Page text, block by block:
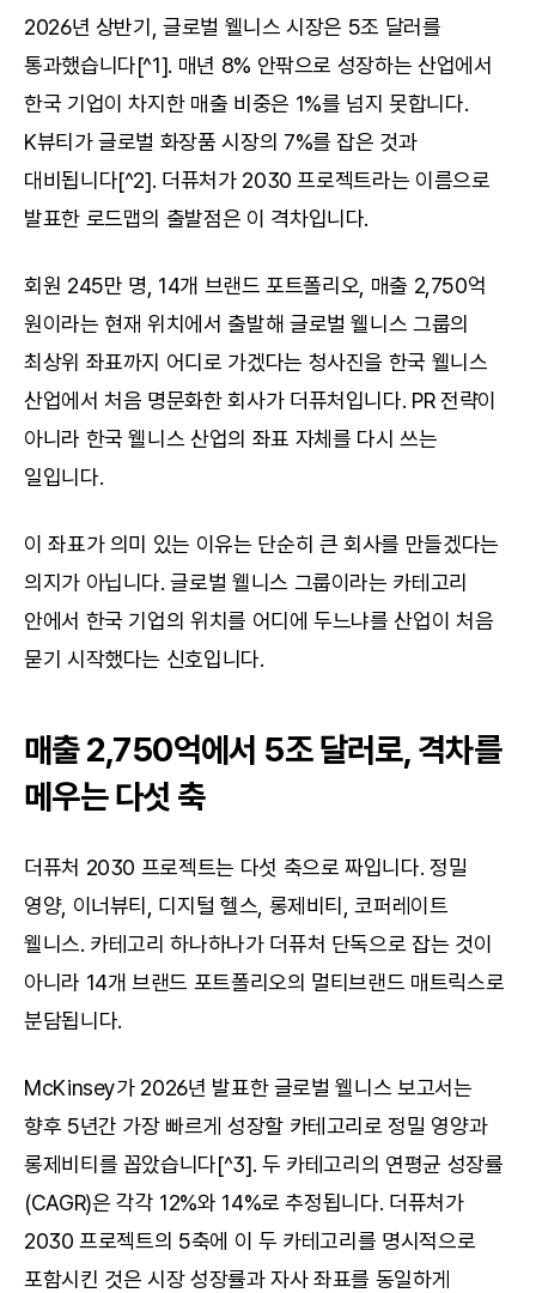
2026년 상반기, 글로벌 웰니스 시장은 5조 달러를
통과했습니다[^1]. 매년 8% 안팎으로 성장하는 산업에서
한국 기업이 차지한 매출 비중은 1%를 넘지 못합니다.
K뷰티가 글로벌 화장품 시장의 7%를 잡은 것과
대비됩니다[^2]. 더퓨처가 2030 프로젝트라는 이름으로
발표한 로드맵의 출발점은 이 격차입니다.
회원 245만 명, 14개 브랜드 포트폴리오, 매출 2,750억
원이라는 현재 위치에서 출발해 글로벌 웰니스 그룹의
최상위 좌표까지 어디로 가겠다는 청사진을 한국 웰니스
산업에서 처음 명문화한 회사가 더퓨처입니다. PR 전략이
아니라 한국 웰니스 산업의 좌표 자체를 다시 쓰는
일입니다.
이 좌표가 의미 있는 이유는 단순히 큰 회사를 만들겠다는
의지가 아닙니다. 글로벌 웰니스 그룹이라는 카테고리
안에서 한국 기업의 위치를 어디에 두느냐를 산업이 처음
묻기 시작했다는 신호입니다.
매출 2,750억에서 5조 달러로, 격차를
메우는 다섯 축
더퓨처 2030 프로젝트는 다섯 축으로 짜입니다. 정밀
영양, 이너뷰티, 디지털 헬스, 롱제비티, 코퍼레이트
웰니스. 카테고리 하나하나가 더퓨처 단독으로 잡는 것이
아니라 14개 브랜드 포트폴리오의 멀티브랜드 매트릭스로
분담됩니다.
McKinsey가 2026년 발표한 글로벌 웰니스 보고서는
향후 5년간 가장 빠르게 성장할 카테고리로 정밀 영양과
롱제비티를 꼽았습니다[^3]. 두 카테고리의 연평균 성장률
(CAGR)은 각각 12%와 14%로 추정됩니다. 더퓨처가
2030 프로젝트의 5축에 이 두 카테고리를 명시적으로
포함시킨 것은 시장 성장률과 자사 좌표를 동일하게